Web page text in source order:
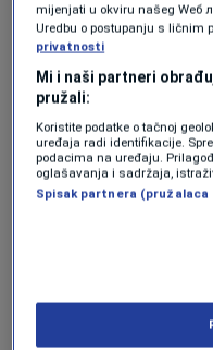
povukli su preko
modela Camry i
2024. godine,
na sjedalu.
Povukli su i
nije prikazivala
nesreće. To
modele Mirai i
mijenjati u okviru našeg Wеб
Uredbu o postupanju s ličnim
privatnosti
Mi i naši partneri
pružali:
Koristite podatke o tačnoj
uređaja radi identifikacije.
podacima na uređaju.
oglašavanja i sadržaja,
Spisak partnera (pružalaca